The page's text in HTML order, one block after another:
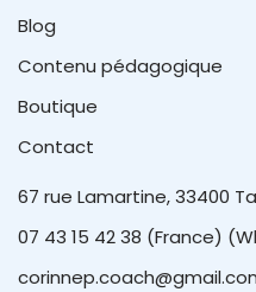
Blog
Contenu pédagogique
Boutique
Contact
67 rue Lamartine, 33400
07 43 15 42 38 (France)